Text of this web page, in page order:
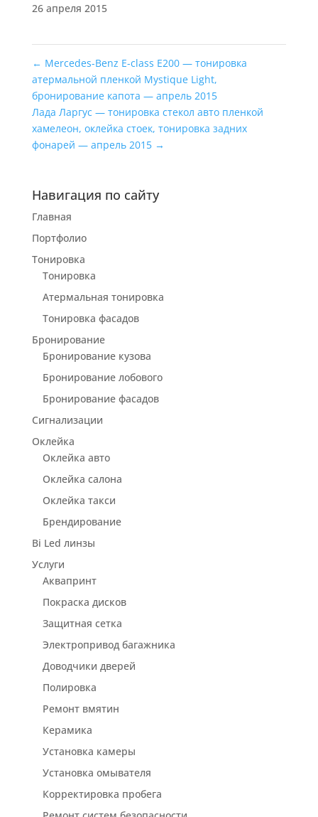
26 апреля 2015
← Mercedes-Benz E-class Е200 — тонировка
атермальной пленкой Mystique Light,
бронирование капота — апрель 2015
Лада Ларгус — тонировка стекол авто пленкой
хамелеон, оклейка стоек, тонировка задних
фонарей — апрель 2015 →
Навигация по сайту
Главная
Портфолио
Тонировка
Тонировка
Атермальная тонировка
Тонировка фасадов
Бронирование
Бронирование кузова
Бронирование лобового
Бронирование фасадов
Сигнализации
Оклейка
Оклейка авто
Оклейка салона
Оклейка такси
Брендирование
Bi Led линзы
Услуги
Аквапринт
Покраска дисков
Защитная сетка
Электропривод багажника
Доводчики дверей
Полировка
Ремонт вмятин
Керамика
Установка камеры
Установка омывателя
Корректировка пробега